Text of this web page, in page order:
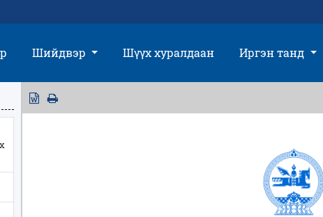
Шийдвэр Шүүх хуралдаан Иргэн танд